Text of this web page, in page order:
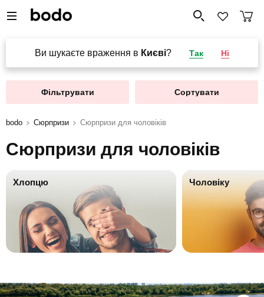
Ви шукаєте враження в Києві? Так Ні
Фільтрувати Сортувати
bodo Сюрпризи Сюрпризи для чоловіків
Сюрпризи для чоловіків
Хлопцю Чоловіку